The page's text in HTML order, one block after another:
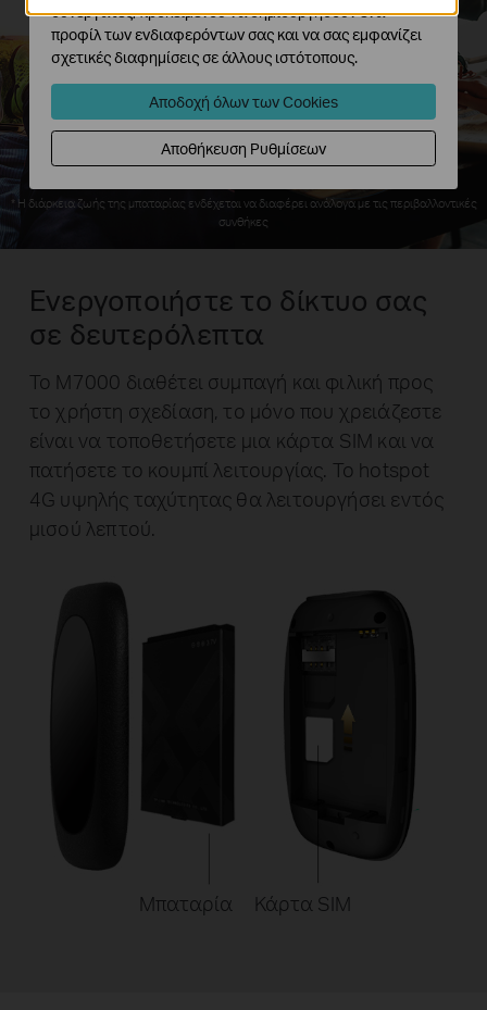
8
ώρες
* Η διάρκεια ζωής της μπαταρίας ενδέχεται να διαφέρει ανάλογα με τις περιβαλλοντικές
συνθήκες
Ενεργοποιήστε το δίκτυο σας
σε δευτερόλεπτα
Το M7000 διαθέτει συμπαγή και φιλική προς
το χρήστη σχεδίαση, το μόνο που χρειάζεστε
είναι να τοποθετήσετε μια κάρτα SIM και να
πατήσετε το κουμπί λειτουργίας. Το hotspot
4G υψηλής ταχύτητας θα λειτουργήσει εντός
μισού λεπτού.
Μπαταρία Κάρτα SIM
συνεργάτες, προκειμένου να δημιουργήσουν ένα
προφίλ των ενδιαφερόντων σας και να σας εμφανίζει
σχετικές διαφημίσεις σε άλλους ιστότοπους.
Αποδοχή όλων των Cookies
Αποθήκευση Ρυθμίσεων